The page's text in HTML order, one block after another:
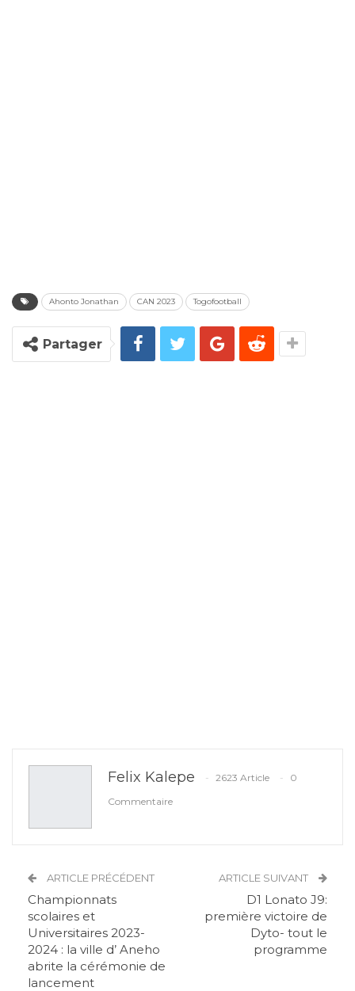
Ahonto Jonathan CAN 2023 Togofootball
Partager
Felix Kalepe 2623 Article
0
Commentaire
ARTICLE PRÉCÉDENT
Championnats
scolaires et
Universitaires 2023-
2024 : la ville d’ Aneho
abrite la cérémonie de
lancement
ARTICLE SUIVANT
D1 Lonato J9:
première victoire de
Dyto- tout le
programme